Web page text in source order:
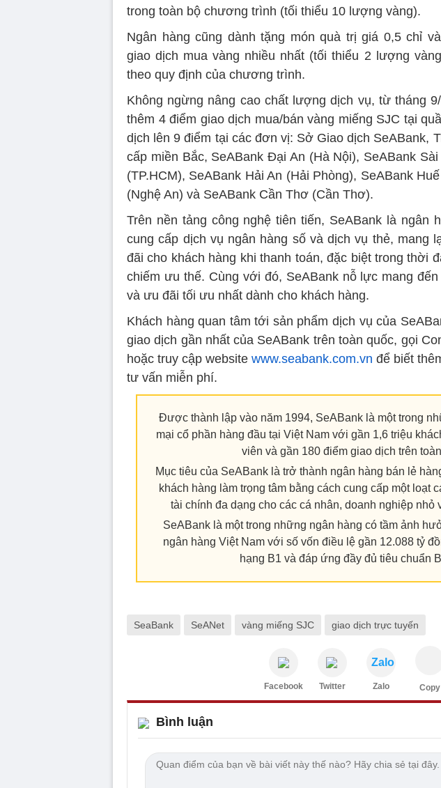
trong toàn bộ chương trình (tối thiểu 10 lượng vàng).
Ngân hàng cũng dành tặng món quà trị giá 0,5 chỉ
giao dịch mua vàng nhiều nhất (tối thiểu 2 lượng
theo quy định của chương trình.
Không ngừng nâng cao chất lượng dịch vụ, từ tháng
thêm 4 điểm giao dịch mua/bán vàng miếng SJC tại
dịch lên 9 điểm tại các đơn vị: Sở Giao dịch SeABank,
cấp miền Bắc, SeABank Đại An (Hà Nội), SeABank
(TP.HCM), SeABank Hải An (Hải Phòng), SeABank
(Nghệ An) và SeABank Cần Thơ (Cần Thơ).
Trên nền tảng công nghệ tiên tiến, SeABank là ngân
cung cấp dịch vụ ngân hàng số và dịch vụ thẻ, mang
đãi cho khách hàng khi thanh toán, đặc biệt trong thời
chiếm ưu thế. Cùng với đó, SeABank nỗ lực mang
và ưu đãi tối ưu nhất dành cho khách hàng.
Khách hàng quan tâm tới sản phẩm dịch vụ của
giao dịch gần nhất của SeABank trên toàn quốc, gọi
hoặc truy cập website www.seabank.com.vn để biết
tư vấn miễn phí.
Được thành lập vào năm 1994, SeABank là một trong
mại cổ phần hàng đầu tại Việt Nam với gần 1,6 triệu
viên và gần 180 điểm giao dịch trên
Mục tiêu của SeABank là trở thành ngân hàng bán lẻ
khách hàng làm trọng tâm bằng cách cung cấp một loạt
tài chính đa dạng cho các cá nhân, doanh nghiệp nhỏ
SeABank là một trong những ngân hàng có tầm ảnh
ngân hàng Việt Nam với số vốn điều lệ gần 12.088 tỷ
hạng B1 và đáp ứng đầy đủ tiêu chuẩn
SeaBank SeANet vàng miếng SJC giao dịch trực tuyến
Facebook Twitter
Zalo
Zalo Copy
Bình luận